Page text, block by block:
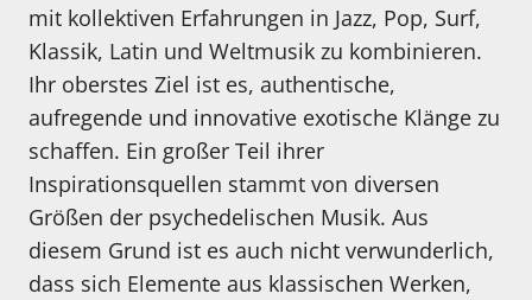
mit kollektiven Erfahrungen in Jazz, Pop, Surf,
Klassik, Latin und Weltmusik zu kombinieren.
Ihr oberstes Ziel ist es, authentische,
aufregende und innovative exotische Klänge zu
schaffen. Ein großer Teil ihrer
Inspirationsquellen stammt von diversen
Größen der psychedelischen Musik. Aus
diesem Grund ist es auch nicht verwunderlich,
dass sich Elemente aus klassischen Werken,